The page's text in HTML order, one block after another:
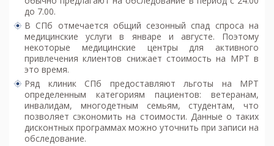
до 7.00.
В СПб отмечается общий сезонный спад спроса на
медицинские услуги в январе и августе. Поэтому
некоторые медицинские центры для активного
привлечения клиентов снижает стоимость на МРТ в
это время.
Ряд клиник СПб предоставляют льготы на МРТ
определенным категориям пациентов: ветеранам,
инвалидам, многодетным семьям, студентам, что
позволяет сэкономить на стоимости. Данные о таких
дисконтных программах можно уточнить при записи на
обследование.